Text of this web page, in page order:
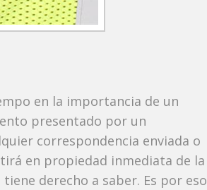
en la importancia de un
presentado por un
correspondencia enviada o
en propiedad inmediata de la
derecho a saber. Es por eso